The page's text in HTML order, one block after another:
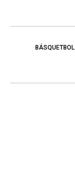
BÁSQUETBOL